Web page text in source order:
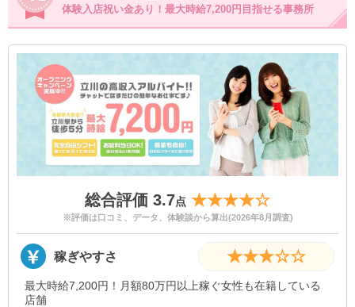
体験入店祝い金あり！最大時給7,200円目指せる事務所
総合評価 3.7点 ★★★★☆
※評価は口コミ、データ、体験談から算出(2026年8月調査)
稼ぎやすさ ★★★☆☆
最大時給7,200円！月額80万円以上稼ぐ女性も在籍している
店舗